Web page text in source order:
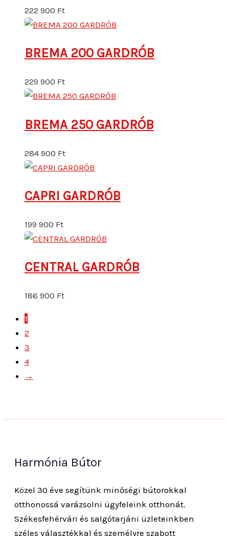
222 900 Ft
BREMA 200 GARDRÓB
229 900 Ft
BREMA 250 GARDRÓB
284 900 Ft
CAPRI GARDRÓB
199 900 Ft
CENTRAL GARDRÓB
186 900 Ft
1
2
3
4
→
Harmónia Bútor
Közel 30 éve segítünk minőségi bútorokkal
otthonossá varázsolni ügyfeleink otthonát.
Székesfehérvári és salgótarjáni üzleteinkben
széles választékkal és személyre szabott